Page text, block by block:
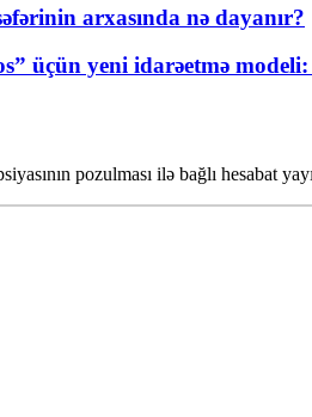
arxasında nə dayanır?
üçün yeni idarəetmə
pozulması ilə bağlı hesabat